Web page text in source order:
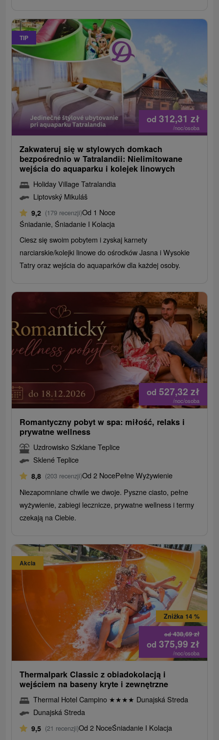
TIP
od 312,31 zł
/noc/osoba
Zakwateruj się w stylowych domkach
bezpośrednio w Tatralandii: Nielimitowane
wejścia do aquaparku i kolejek linowych
Holiday Village Tatralandia
Liptovský Mikuláš
9,2 (179 recenzji)Od 1 Noce
Śniadanie, Śniadanie I Kolacja
Ciesz się swoim pobytem i zyskaj karnety
narciarskie/kolejki linowe do ośrodków Jasna i Wysokie
Tatry oraz wejścia do aquaparków dla każdej osoby.
od 527,32 zł
/noc/osoba
Romantyczny pobyt w spa: miłość, relaks i
prywatne wellness
Uzdrowisko Szklane Teplice
Sklené Teplice
8,8 (203 recenzji)Od 2 NocePełne Wyżywienie
Niezapomniane chwile we dwoje. Pyszne ciasto, pełne
wyżywienie, zabiegi lecznicze, prywatne wellness i termy
czekają na Ciebie.
Akcia
od438,69zł
Zniżka 14 %
od 375,99 zł
/noc/osoba
Thermalpark Classic z obiadokolacją i
wejściem na baseny kryte i zewnętrzne
Thermal Hotel Campino ★★★★ Dunajská Streda
Dunajská Streda
9,5 (21 recenzji)Od 2 NoceŚniadanie I Kolacja